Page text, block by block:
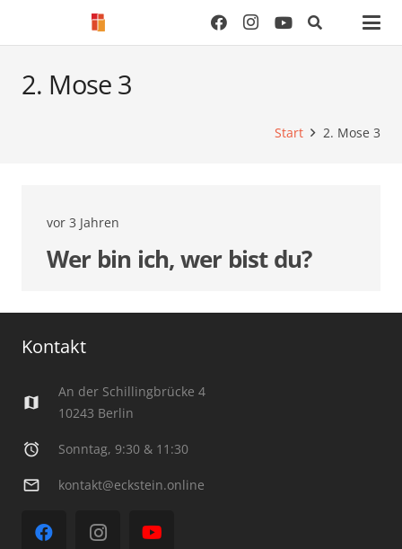
2. Mose 3
Start 2. Mose 3
vor 3 Jahren
Wer bin ich, wer bist du?
Kontakt
map
An der Schillingbrücke 4
10243 Berlin
alarm Sonntag, 9:30 & 11:30
mail_outline kontakt@eckstein.online